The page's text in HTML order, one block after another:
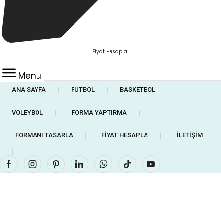
Fiyat Hesapla
Menu
ANA SAYFA ❘ FUTBOL ❘ BASKETBOL ❘
VOLEYBOL ❘ FORMA YAPTIRMA ❘
FORMANI TASARLA ❘ FIYAT HESAPLA ❘ İLETIŞIM
FacebookInstagramPinterestLinkedinWhatsapp
Tik-
Youtube